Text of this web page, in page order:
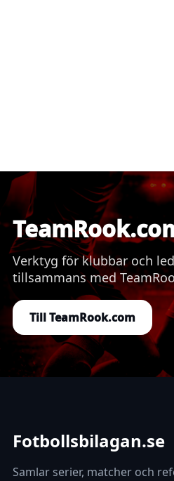
Verktyg för klubbar och
tillsammans med
Till TeamRook.com
Fotbollsbilagan.se
Samlar serier, matcher och